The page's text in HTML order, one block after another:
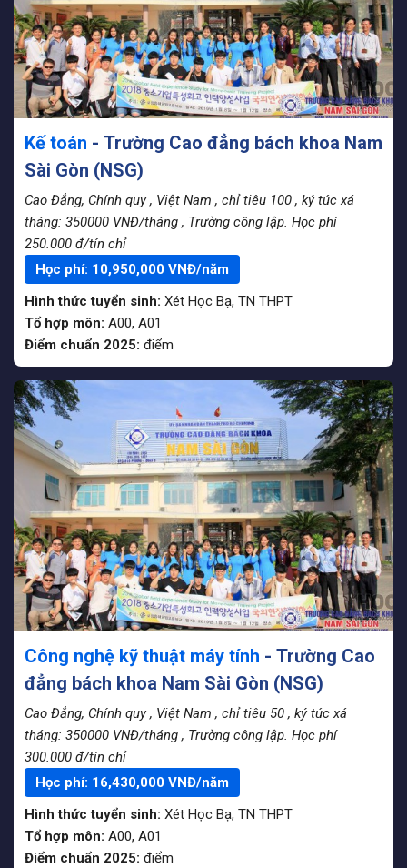
Kế toán - Trường Cao đẳng bách khoa Nam
Sài Gòn (NSG)
Cao Đẳng, Chính quy , Việt Nam , chỉ tiêu 100 , ký túc xá
tháng: 350000 VNĐ/tháng , Trường công lập. Học phí
250.000 đ/tín chỉ
Học phí: 10,950,000 VNĐ/năm
Hình thức tuyển sinh: Xét Học Bạ, TN THPT
Tổ hợp môn: A00, A01
Điểm chuẩn 2025: điểm
Công nghệ kỹ thuật máy tính - Trường Cao
đẳng bách khoa Nam Sài Gòn (NSG)
Cao Đẳng, Chính quy , Việt Nam , chỉ tiêu 50 , ký túc xá
tháng: 350000 VNĐ/tháng , Trường công lập. Học phí
300.000 đ/tín chỉ
Học phí: 16,430,000 VNĐ/năm
Hình thức tuyển sinh: Xét Học Bạ, TN THPT
Tổ hợp môn: A00, A01
Điểm chuẩn 2025: điểm